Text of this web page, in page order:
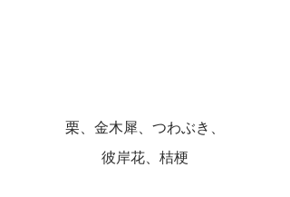
栗、金木犀、つわぶき、
彼岸花、桔梗